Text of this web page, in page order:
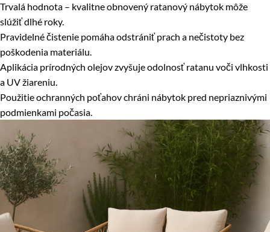
Trvalá hodnota – kvalitne obnovený ratanový nábytok môže
slúžiť dlhé roky.
Pravidelné čistenie pomáha odstrániť prach a nečistoty bez
poškodenia materiálu.
Aplikácia prírodných olejov zvyšuje odolnosť ratanu voči vlhkosti
a UV žiareniu.
Použitie ochranných poťahov chráni nábytok pred nepriaznivými
podmienkami počasia.